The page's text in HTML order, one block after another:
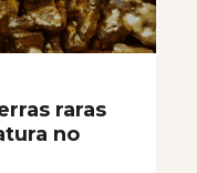
raras
no